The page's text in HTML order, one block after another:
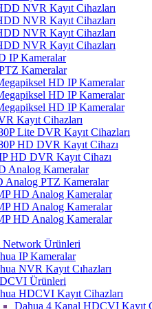
NVR Kayıt Cihazları
NVR Kayıt Cihazları
NVR Kayıt Cihazları
NVR Kayıt Cihazları
IP Kameralar
Kameralar
HD IP Kameralar
HD IP Kameralar
HD IP Kameralar
Kayıt Cihazları
Lite DVR Kayıt Cihazları
HD DVR Kayıt Cihazı
HD DVR Kayıt Cihazı
Analog Kameralar
Analog PTZ Kameralar
HD Analog Kameralar
HD Analog Kameralar
HD Analog Kameralar
Ürünleri
IP Kameralar
NVR Kayıt Cıhazları
Ürünleri
HDCVI Kayıt Cihazları
Dahua 4 Kanal HDCVI Kayıt